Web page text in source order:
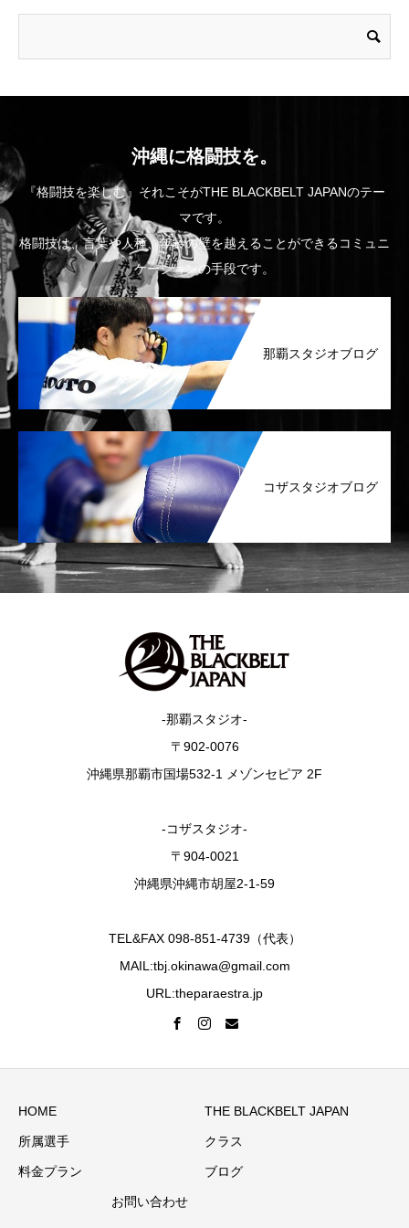
沖縄に格闘技を。
『格闘技を楽しむ』それこそがTHE BLACKBELT JAPANのテー
マです。
格闘技は、言葉や人種、年齢の壁を越えることができるコミュニ
ケーションの手段です。
那覇スタジオブログ
コザスタジオブログ
-那覇スタジオ-
〒902-0076
沖縄県那覇市国場532-1 メゾンセピア 2F
-コザスタジオ-
〒904-0021
沖縄県沖縄市胡屋2-1-59
TEL&FAX 098-851-4739（代表）
MAIL:tbj.okinawa@gmail.com
URL:theparaestra.jp
HOME THE BLACKBELT JAPAN
所属選手 クラス
料金プラン ブログ
お問い合わせ